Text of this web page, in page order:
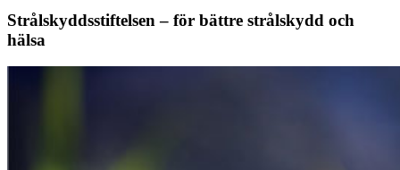
Strålskyddsstiftelsen – för bättre strålskydd och
hälsa